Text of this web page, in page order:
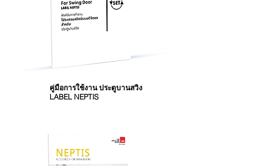
คู่มือการใช้งาน ประตูบานสวิง
LABEL NEPTIS